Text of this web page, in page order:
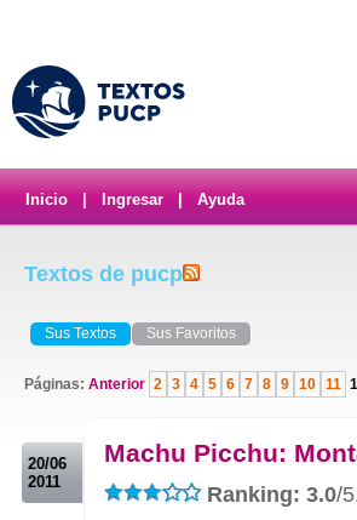
Inicio Ingresar Ayuda
Textos de pucp
Sus Textos Sus Favoritos
Páginas: Anterior 2 3 4 5 6 7 8 9 10 11
20/06
2011
Machu Picchu:
Ranking: 3.0/